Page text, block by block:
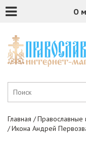
О
Главная Православные
Икона Андрей